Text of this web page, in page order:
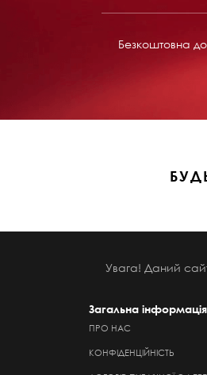
Безкоштовна
Увага! Даний
Загальна
ПРО НАС
КОНФІДЕНЦІЙНІСТЬ